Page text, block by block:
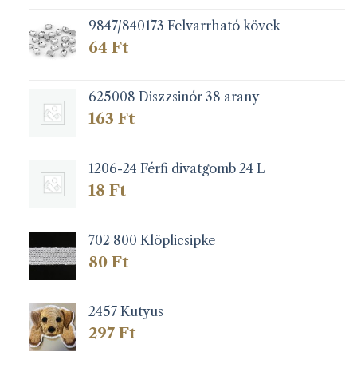
9847/840173 Felvarrható kövek
64 Ft
625008 Diszzsinór 38 arany
163 Ft
1206-24 Férfi divatgomb 24 L
18 Ft
702 800 Klöplicsipke
80 Ft
2457 Kutyus
297 Ft